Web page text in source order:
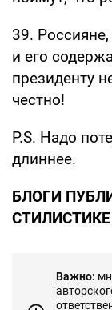
39.
и его
президенту
честно!
P.S. Надо
длиннее.
БЛОГИ
СТИЛИСТИКЕ
Важно: